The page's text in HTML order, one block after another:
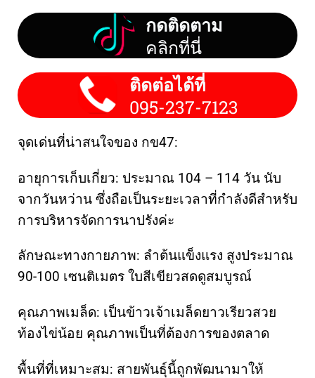
กดติดตาม
คลิกที่นี่
ติดต่อได้ที่
095-237-7123
จุดเด่นที่น่าสนใจของ กข47:
อายุการเก็บเกี่ยว: ประมาณ 104 – 114 วัน นับ
จากวันหว่าน ซึ่งถือเป็นระยะเวลาที่กำลังดีสำหรับ
การบริหารจัดการนาปรังค่ะ
ลักษณะทางกายภาพ: ลำต้นแข็งแรง สูงประมาณ
90-100 เซนติเมตร ใบสีเขียวสดดูสมบูรณ์
คุณภาพเมล็ด: เป็นข้าวเจ้าเมล็ดยาวเรียวสวย
ท้องไข่น้อย คุณภาพเป็นที่ต้องการของตลาด
พื้นที่ที่เหมาะสม: สายพันธุ์นี้ถูกพัฒนามาให้